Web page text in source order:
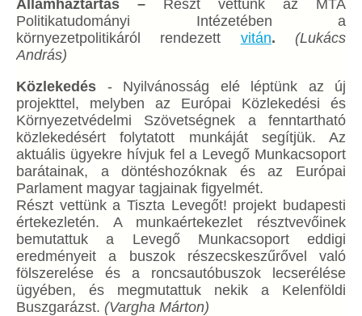
Államháztartás – Részt vettünk az MTA
Politikatudományi Intézetében a
környezetpolitikáról rendezett vitán.(Lukács
András)
Közlekedés - Nyilvánosság elé léptünk az új
projekttel, melyben az Európai Közlekedési és
Környezetvédelmi Szövetségnek a fenntartható
közlekedésért folytatott munkáját segítjük. Az
aktuális ügyekre hívjuk fel a Levegő Munkacsoport
barátainak, a döntéshozóknak és az Európai
Parlament magyar tagjainak figyelmét.
Részt vettünk a Tiszta Levegőt! projekt budapesti
értekezletén. A munkaértekezlet résztvevőinek
bemutattuk a Levegő Munkacsoport eddigi
eredményeit a buszok részecskeszűrővel való
fölszerelése és a roncsautóbuszok lecserélése
ügyében, és megmutattuk nekik a Kelenföldi
Buszgarázst. (Vargha Márton)